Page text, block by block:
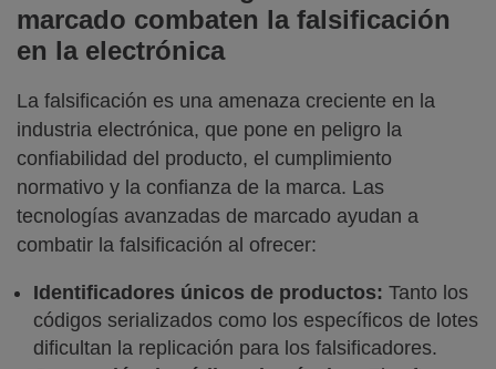
marcado combaten la falsificación
en la electrónica
La falsificación es una amenaza creciente en la
industria electrónica, que pone en peligro la
confiabilidad del producto, el cumplimiento
normativo y la confianza de la marca. Las
tecnologías avanzadas de marcado ayudan a
combatir la falsificación al ofrecer:
Identificadores únicos de productos: Tanto los
códigos serializados como los específicos de lotes
dificultan la replicación para los falsificadores.